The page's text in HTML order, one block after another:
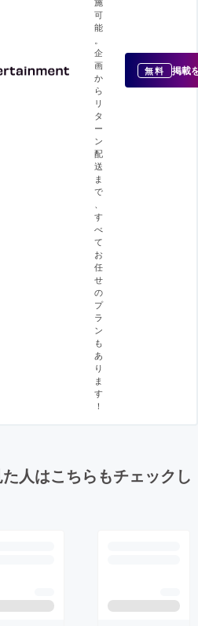
可
能
。
企
画
か
ら
リ
タ
ー
ン
配
送
ま
で
、
す
べ
て
お
任
せ
の
プ
ラ
ン
も
あ
り
ま
す
！
無料 掲載
人はこちらもチェックし